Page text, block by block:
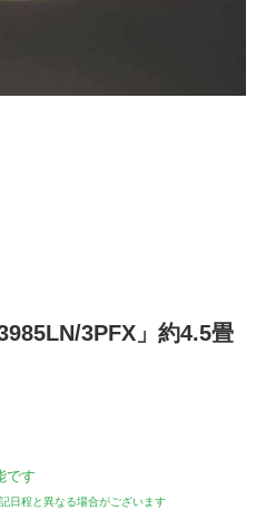
3PFX」約4.5畳
です
日程と異なる場合がございます